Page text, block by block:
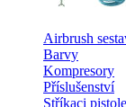
Airbrush
Barvy
Kompresory
Příslušenství
Stříkaci pistole